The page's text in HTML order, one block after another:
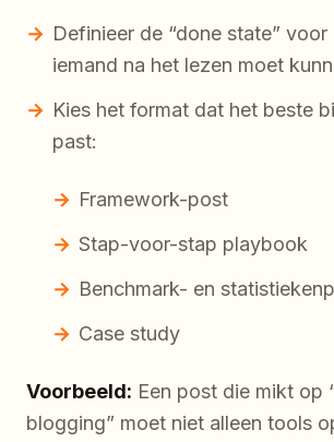
Definieer de “done state”
iemand na het lezen moet
Kies het format dat het beste
past:
Framework-post
Stap-voor-stap playbook
Benchmark- en
Case study
Voorbeeld: Een post die mikt op
blogging” moet niet alleen tools